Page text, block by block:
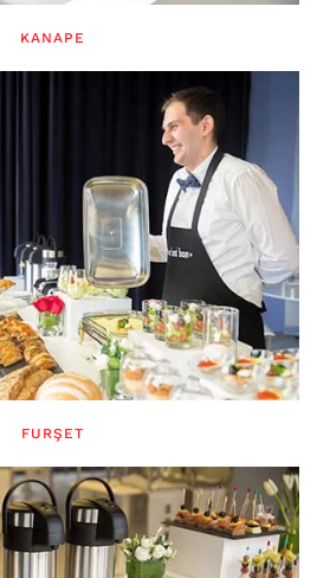
KANAPE
FURŞET